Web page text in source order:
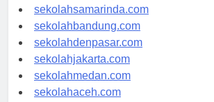
sekolahsamarinda.com
sekolahbandung.com
sekolahdenpasar.com
sekolahjakarta.com
sekolahmedan.com
sekolahaceh.com